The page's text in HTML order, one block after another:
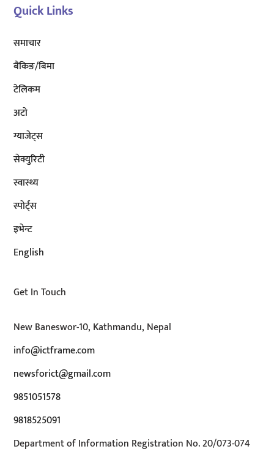
Quick Links
समाचार
बैंकिङ/बिमा
टेलिकम
अटाे
ग्याजेट्स
सेक्युरिटी
स्वास्थ्य
स्पोर्ट्स
इभेन्ट
English
Get In Touch
New Baneswor-10, Kathmandu, Nepal
info@ictframe.com
newsforict@gmail.com
9851051578
9818525091
Department of Information Registration No. 20/073-074